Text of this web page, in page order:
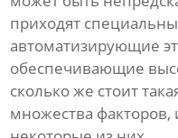
приходят
автоматизирующие
обеспечивающие
сколько же стоит
множества